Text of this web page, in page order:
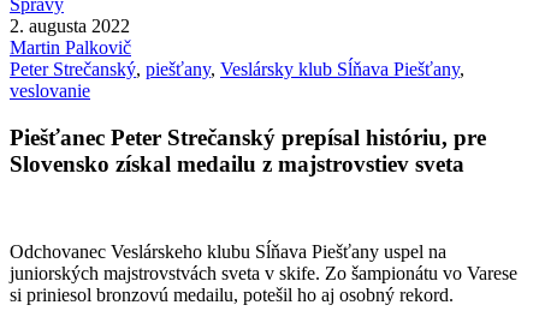
Správy
2. augusta 2022
Martin Palkovič
Peter Strečanský, piešťany, Veslársky klub Sĺňava Piešťany,
veslovanie
Piešťanec Peter Strečanský prepísal históriu, pre
Slovensko získal medailu z majstrovstiev sveta
Odchovanec Veslárskeho klubu Sĺňava Piešťany uspel na
juniorských majstrovstvách sveta v skife. Zo šampionátu vo Varese
si priniesol bronzovú medailu, potešil ho aj osobný rekord.